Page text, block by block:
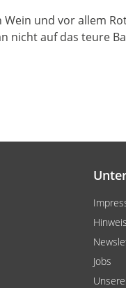
und vor allem
nicht auf das teure
Jobs